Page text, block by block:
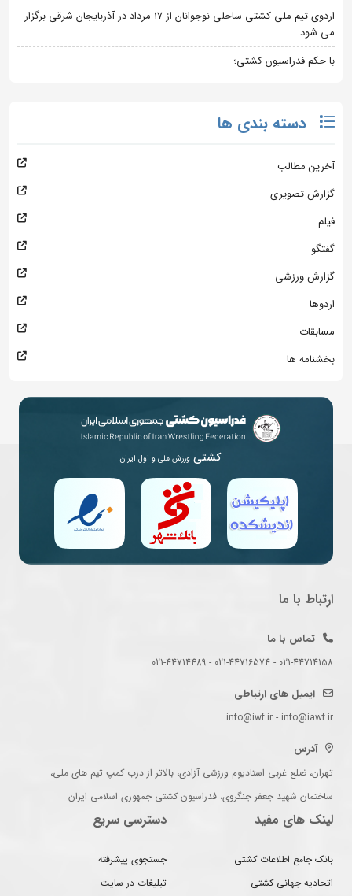
اردوی تیم ملی کشتی ساحلی نوجوانان از 17 مرداد در آذربایجان شرقی برگزار
می شود
با حکم فدراسیون کشتی؛
دسته بندی ها
آخرین مطالب
گزارش تصویری
فیلم
گفتگو
گزارش ورزشی
اردوها
مسابقات
بخشنامه ها
کشتی ورزش ملی و اول ایران
ارتباط با ما
تماس با ما
021-44714158 - 021-44716574 - 021-44714489
ایمیل های ارتباطی
info@iwf.ir - info@iawf.ir
آدرس
تهران، ضلع غربی استادیوم ورزشی آزادی، بالاتر از درب کمپ تیم های ملی،
ساختمان شهید جعفر جنگروی، فدراسیون کشتی جمهوری اسلامی ایران
لینک های مفید
بانک جامع اطلاعات کشتی
اتحادیه جهانی کشتی
دسترسی سریع
جستجوی پیشرفته
تبلیغات در سایت